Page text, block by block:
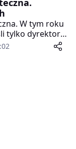
W tym roku
tylko dyrektor